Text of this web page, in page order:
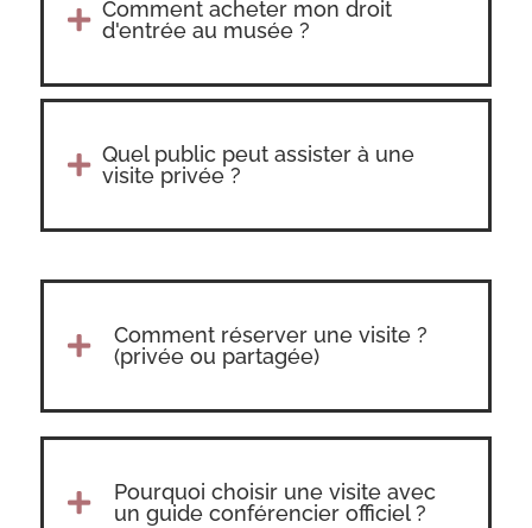
 Comment acheter mon droit
d'entrée au musée ?
 Quel public peut assister à une
visite privée ?

Comment réserver une visite ?
(privée ou partagée)

Pourquoi choisir une visite avec
un guide conférencier officiel ?